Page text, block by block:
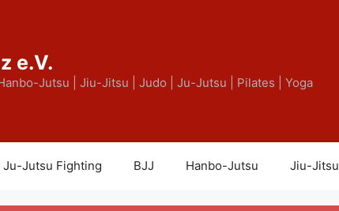
e.V.
Jutsu | Jiu-Jitsu | Judo | Ju-Jutsu | Pilates | Yoga
Ju-Jutsu Fighting BJJ Hanbo-Jutsu Jiu-Jitsu